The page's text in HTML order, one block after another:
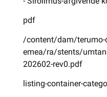
pdf
/content/dam/
emea/ra/stents/
202602-rev0.pdf
listing-container-